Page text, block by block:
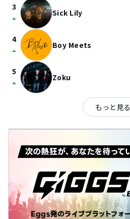
3
arrow_drop_up Sick Lily
4
arrow_drop_up Boy Meets
5
arrow_drop_up Zoku
もっと見る